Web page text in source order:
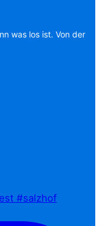
was los ist. Von der